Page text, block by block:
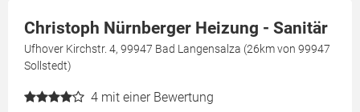
Christoph Nürnberger Heizung - Sanitär
Ufhover Kirchstr. 4, 99947 Bad Langensalza (26km von 99947
Sollstedt)
4 mit einer Bewertung